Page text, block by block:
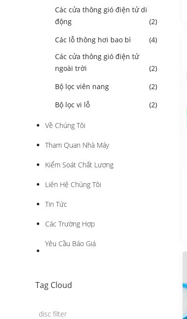
Các cửa thông gió điện tử di
động
(2)
Các lỗ thông hơi bao bì
(4)
Các cửa thông gió điện tử
ngoài trời
(2)
Bộ lọc viên nang
(2)
Bộ lọc vi lỗ
(2)
Về Chúng Tôi
Tham Quan Nhà Máy
Kiểm Soát Chất Lượng
Liên Hệ Chúng Tôi
Tin Tức
Các Trường Hợp
Yêu Cầu Báo Giá
Tag Cloud
disc filter